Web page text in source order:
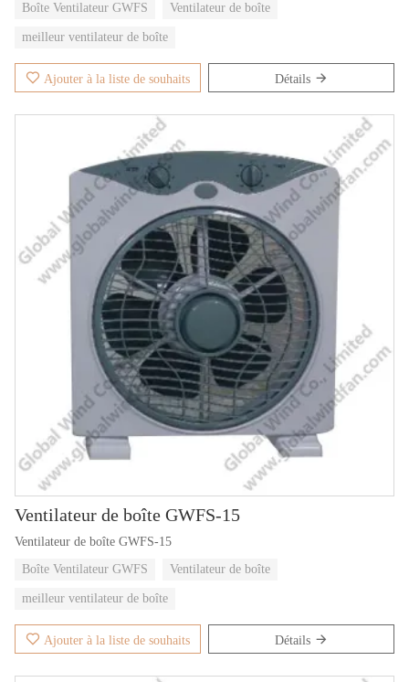
Boîte Ventilateur GWFS
Ventilateur de boîte
meilleur ventilateur de boîte
Ajouter à la liste de souhaits Détails
Ventilateur de boîte GWFS-15
Ventilateur de boîte GWFS-15
Boîte Ventilateur GWFS
Ventilateur de boîte
meilleur ventilateur de boîte
Ajouter à la liste de souhaits Détails